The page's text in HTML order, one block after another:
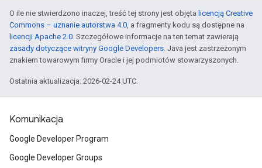
O ile nie stwierdzono inaczej, treść tej strony jest objęta licencją Creative
Commons – uznanie autorstwa 4.0, a fragmenty kodu są dostępne na
licencji Apache 2.0. Szczegółowe informacje na ten temat zawierają
zasady dotyczące witryny Google Developers. Java jest zastrzeżonym
znakiem towarowym firmy Oracle i jej podmiotów stowarzyszonych.
Ostatnia aktualizacja: 2026-02-24 UTC.
Komunikacja
Google Developer Program
Google Developer Groups